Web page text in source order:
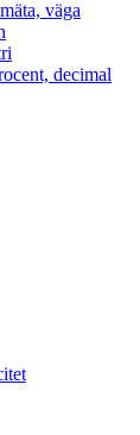
väga
decimal